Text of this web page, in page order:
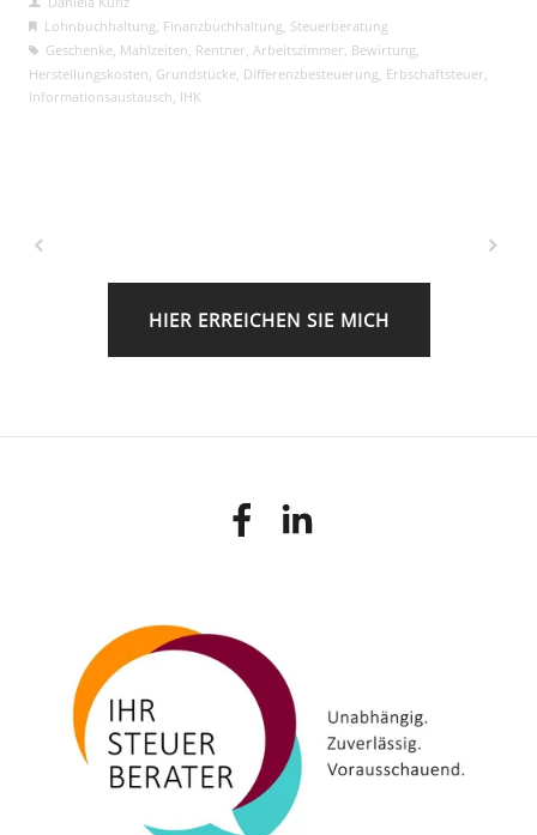
Lohnbuchhaltung Finanzbuchhaltung Steuerberatung
Geschenke, Mahlzeiten Rentner Arbeitszimmer Bewirtung
Herstellungskosten Grundstücke Differenzbesteuerung Erbschaftsteuer
Informationsaustausch IHK
HIER ERREICHEN SIE MICH